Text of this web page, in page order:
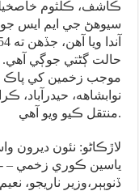
ڪاشف، ڪلثوم
حالت ڳڻتي جوڳي آهي.
موجب زخمين کي پاڪ
نوابشاهه، حيدرآباد،
منتقل ڪيو ويو آهي.
لاڙڪاڻو: نئون ديرون
ياسين ڪوري زخمي – -
ڏنوٻٻر،وزير ناريجو،